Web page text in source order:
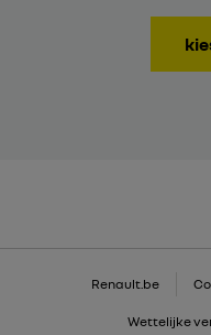
Renault.be
Wettelijke